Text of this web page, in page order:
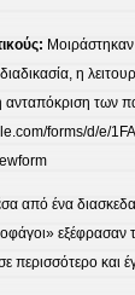
Μοιράστηκαν
η
ανταπόκριση των
forms/d/e/
από ένα
εξέφρασαν
περισσότερο και